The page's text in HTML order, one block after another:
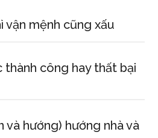
vận mệnh cũng xấu
thành công hay thất bại
và hướng) hướng nhà và